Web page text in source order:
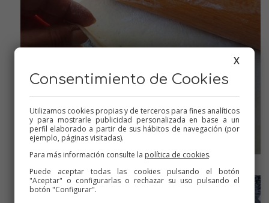
Ésto es como los chicles de Boomer, que se estiraban y se
estiraban, Ochentera que soy!
X
Consentimiento de Cookies
Utilizamos cookies propias y de terceros para fines analíticos
y para mostrarle publicidad personalizada en base a un
perfil elaborado a partir de sus hábitos de navegación (por
ejemplo, páginas visitadas).
Para más información consulte la política de cookies.
Puede aceptar todas las cookies pulsando el botón
"Aceptar" o configurarlas o rechazar su uso pulsando el
botón "Configurar".